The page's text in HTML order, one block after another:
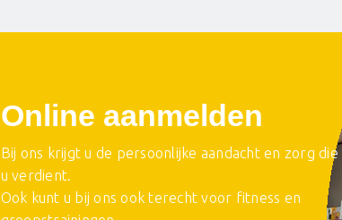
Online aanmelden
Bij ons krijgt u de persoonlijke aandacht en zorg die
u verdient.
Ook kunt u bij ons ook terecht voor fitness en